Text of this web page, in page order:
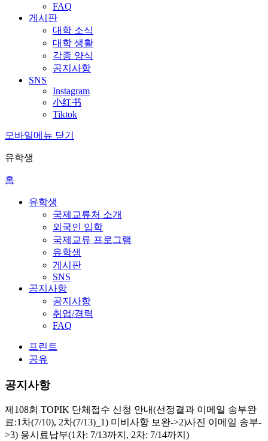
FAQ
게시판
대학 소식
대학 생활
각종 양식
공지사항
SNS
Instagram
小红书
Tiktok
모바일메뉴 닫기
유학생
홈
유학생
국제교류처 소개
외국인 입학
국제교류 프로그램
유학생
게시판
SNS
공지사항
공지사항
취업/경력
FAQ
프린트
공유
공지사항
제108회 TOPIK 단체접수 신청 안내(선정결과 이메일 송부완
료:1차(7/10), 2차(7/13)_1) 미비사항 보완->2)사진 이메일 송부-
>3) 응시료납부(1차: 7/13까지, 2차: 7/14까지)